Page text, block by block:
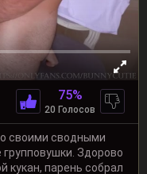
75%
20 Голосов
своими сводными
Здорово
кукан, парень собрал